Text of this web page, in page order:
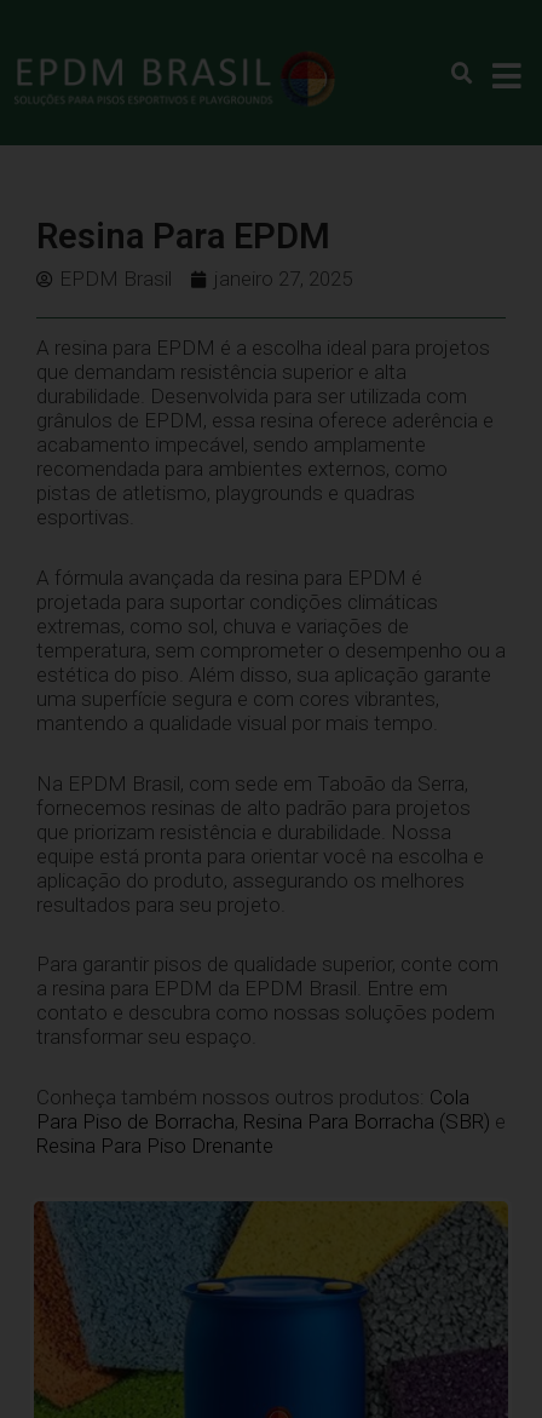
Resina Para EPDM
EPDM Brasil janeiro 27, 2025
A resina para EPDM é a escolha ideal para projetos
que demandam resistência superior e alta
durabilidade. Desenvolvida para ser utilizada com
grânulos de EPDM, essa resina oferece aderência e
acabamento impecável, sendo amplamente
recomendada para ambientes externos, como
pistas de atletismo, playgrounds e quadras
esportivas.
A fórmula avançada da resina para EPDM é
projetada para suportar condições climáticas
extremas, como sol, chuva e variações de
temperatura, sem comprometer o desempenho ou a
estética do piso. Além disso, sua aplicação garante
uma superfície segura e com cores vibrantes,
mantendo a qualidade visual por mais tempo.
Na EPDM Brasil, com sede em Taboão da Serra,
fornecemos resinas de alto padrão para projetos
que priorizam resistência e durabilidade. Nossa
equipe está pronta para orientar você na escolha e
aplicação do produto, assegurando os melhores
resultados para seu projeto.
Para garantir pisos de qualidade superior, conte com
a resina para EPDM da EPDM Brasil. Entre em
contato e descubra como nossas soluções podem
transformar seu espaço.
Conheça também nossos outros produtos: Cola
Para Piso de Borracha, Resina Para Borracha (SBR) e
Resina Para Piso Drenante